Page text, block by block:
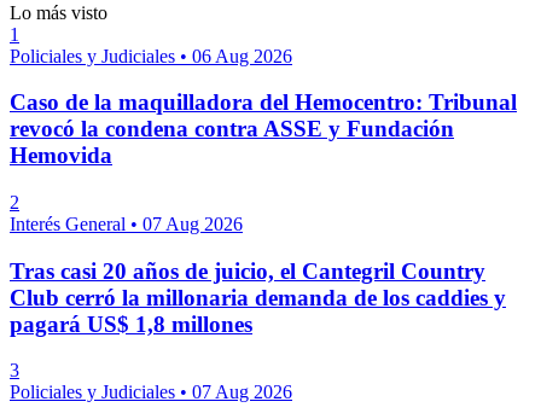
Lo más visto
1
Policiales y Judiciales • 06 Aug 2026
Caso de la maquilladora del Hemocentro: Tribunal
revocó la condena contra ASSE y Fundación
Hemovida
2
Interés General • 07 Aug 2026
Tras casi 20 años de juicio, el Cantegril Country
Club cerró la millonaria demanda de los caddies y
pagará US$ 1,8 millones
3
Policiales y Judiciales • 07 Aug 2026